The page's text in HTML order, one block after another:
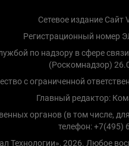
Сетевое издание Сайт
Регистрационный номер
по надзору в сфере
(Роскомнадзор)
с ограниченной
Главный редактор:
органов (в том числе,
телефон: +7(495)
2026. Любое